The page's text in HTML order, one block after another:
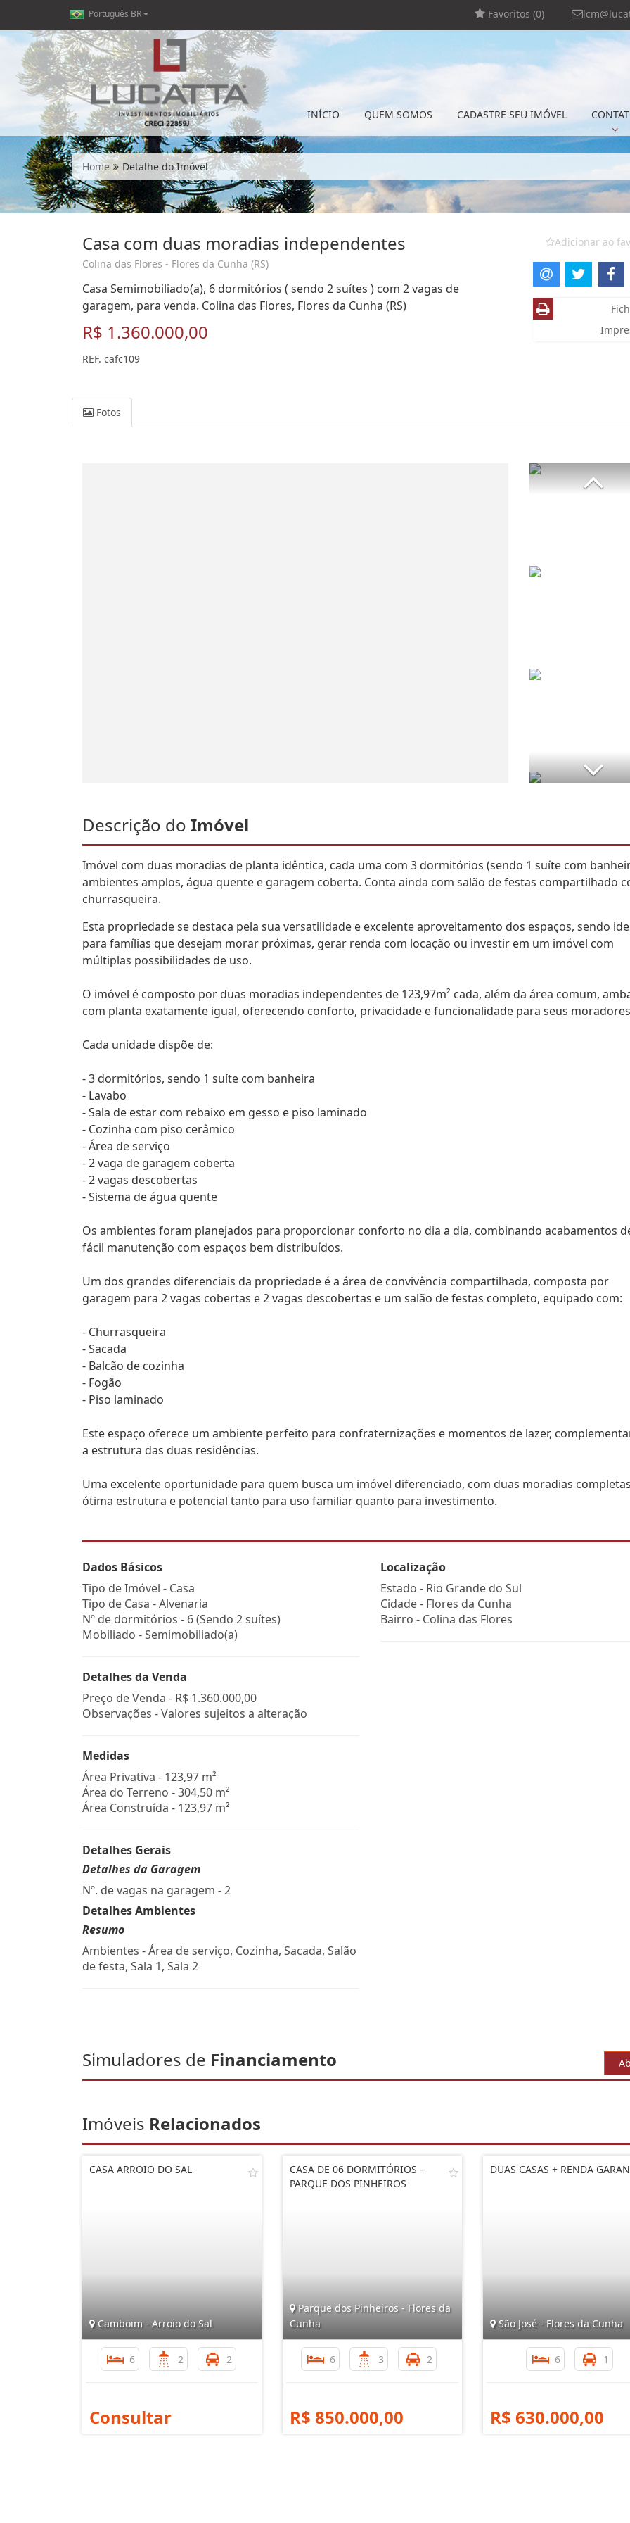
Português BR Favoritos (0)
INÍCIO QUEM SOMOS CADASTRE SEU IMÓVEL
Home Detalhe do Imóvel
Casa com duas moradias independentes
Colina das Flores - Flores da Cunha (RS)
Casa Semimobiliado(a), 6 dormitórios ( sendo 2 suítes ) com 2 vagas de
garagem, para venda. Colina das Flores, Flores da Cunha (RS)
R$ 1.360.000,00
REF. cafc109
Adicionar ao
Fotos
Descrição do Imóvel
Imóvel com duas moradias de planta idêntica, cada uma com 3 dormitórios (sendo 1 suíte com
ambientes amplos, água quente e garagem coberta. Conta ainda com salão de festas compartilhado
churrasqueira.
Esta propriedade se destaca pela sua versatilidade e excelente aproveitamento dos espaços, sendo
para famílias que desejam morar próximas, gerar renda com locação ou investir em um imóvel com
múltiplas possibilidades de uso.
O imóvel é composto por duas moradias independentes de 123,97m² cada, além da área comum,
com planta exatamente igual, oferecendo conforto, privacidade e funcionalidade para seus
Cada unidade dispõe de:
- 3 dormitórios, sendo 1 suíte com banheira
- Lavabo
- Sala de estar com rebaixo em gesso e piso laminado
- Cozinha com piso cerâmico
- Área de serviço
- 2 vaga de garagem coberta
- 2 vagas descobertas
- Sistema de água quente
Os ambientes foram planejados para proporcionar conforto no dia a dia, combinando acabamentos
fácil manutenção com espaços bem distribuídos.
Um dos grandes diferenciais da propriedade é a área de convivência compartilhada, composta por
garagem para 2 vagas cobertas e 2 vagas descobertas e um salão de festas completo, equipado com:
- Churrasqueira
- Sacada
- Balcão de cozinha
- Fogão
- Piso laminado
Este espaço oferece um ambiente perfeito para confraternizações e momentos de lazer,
a estrutura das duas residências.
Uma excelente oportunidade para quem busca um imóvel diferenciado, com duas moradias
ótima estrutura e potencial tanto para uso familiar quanto para investimento.
Dados Básicos
Tipo de Imóvel - Casa
Tipo de Casa - Alvenaria
Nº de dormitórios - 6 (Sendo 2 suítes)
Mobiliado - Semimobiliado(a)
Detalhes da Venda
Preço de Venda - R$ 1.360.000,00
Observações - Valores sujeitos a alteração
Medidas
Área Privativa - 123,97 m²
Área do Terreno - 304,50 m²
Área Construída - 123,97 m²
Detalhes Gerais
Detalhes da Garagem
Nº. de vagas na garagem - 2
Detalhes Ambientes
Resumo
Ambientes - Área de serviço, Cozinha, Sacada, Salão
de festa, Sala 1, Sala 2
Localização
Estado - Rio Grande do Sul
Cidade - Flores da Cunha
Bairro - Colina das Flores
Simuladores de Financiamento
Imóveis Relacionados
CASA ARROIO DO SAL
Camboim - Arroio do Sal
6 2 2
Consultar
CASA DE 06 DORMITÓRIOS -
PARQUE DOS PINHEIROS
Parque dos Pinheiros - Flores da
Cunha
6 3 2
R$ 850.000,00
DUAS CASAS + RENDA
São José - Flores da Cunha
6 1
R$ 630.000,00